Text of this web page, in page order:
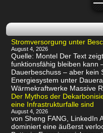
Stromversorgung unter
August 4, 2026
Quelle: Montel Der Text
funktionsfähig bleiben kann
Dauerbeschuss – aber kein
Energiesystem unter
Wärmekraftwerke Massive
Der Mythos der
eine Infrastrukturfalle sind
August 4, 2026
von Sheng FANG, LinkedIn
dominiert eine äußerst